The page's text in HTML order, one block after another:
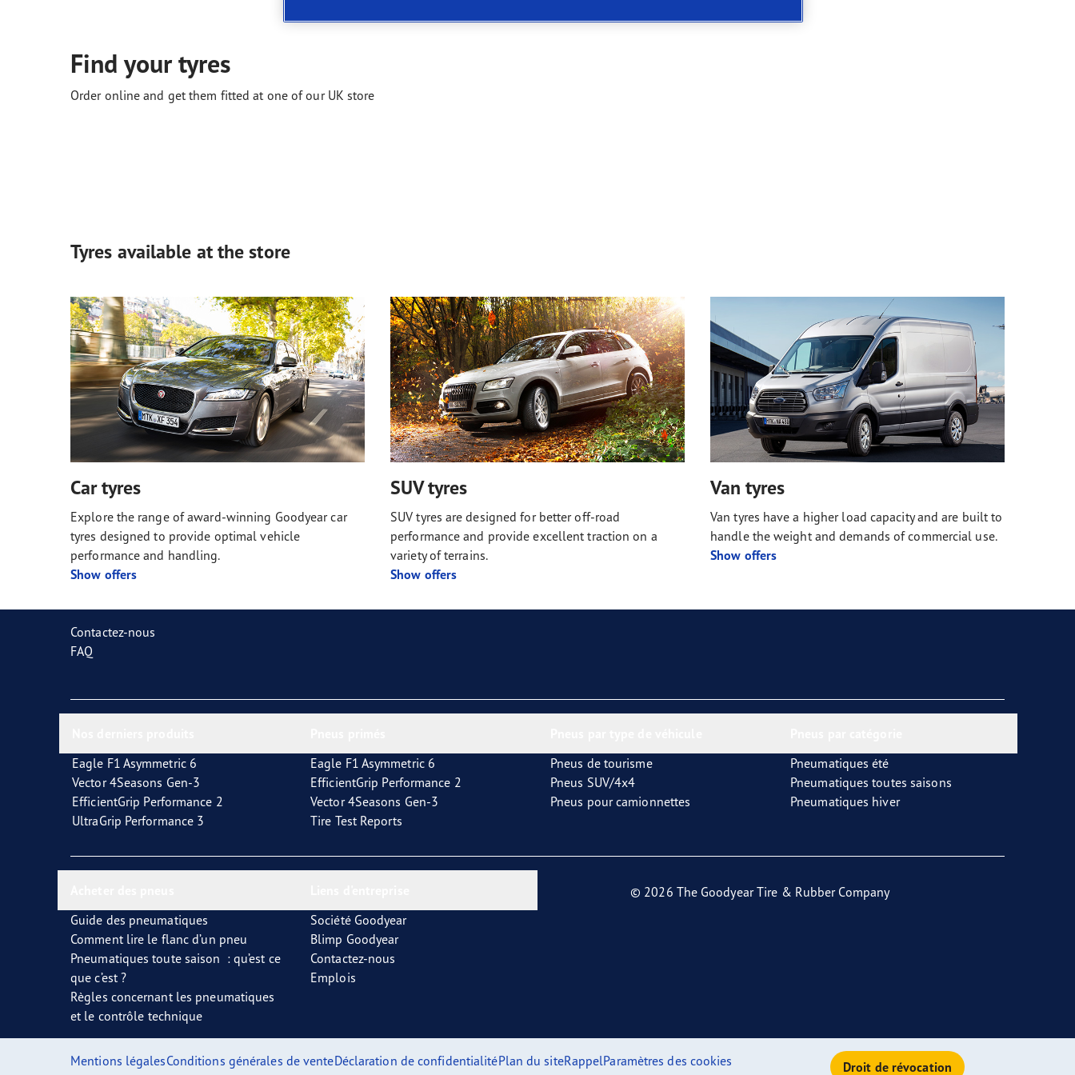
Find your tyres
Order online and get them fitted at one of our UK store
Tyres available at the store
Car tyres
Explore the range of award-winning Goodyear car
tyres designed to provide optimal vehicle
performance and handling.
Show offers
SUV tyres
SUV tyres are designed for better off-road
performance and provide excellent traction on a
variety of terrains.
Show offers
Van tyres
Van tyres have a higher load capacity and are built to
handle the weight and demands of commercial use.
Show offers
Contactez-nous
FAQ
Eagle F1 Asymmetric 6
Vector 4Seasons Gen-3
EfficientGrip Performance 2
UltraGrip Performance 3
Eagle F1 Asymmetric 6
EfficientGrip Performance 2
Vector 4Seasons Gen-3
Tire Test Reports
Pneus de tourisme
Pneus SUV/4x4
Pneus pour camionnettes
Pneumatiques été
Pneumatiques toutes saisons
Pneumatiques hiver
Guide des pneumatiques
Comment lire le flanc d’un pneu
Pneumatiques toute saison : qu’est ce
que c’est ?
Règles concernant les pneumatiques
et le contrôle technique
Société Goodyear
Blimp Goodyear
Contactez-nous
Emplois
© 2026 The Goodyear Tire & Rubber Company
Mentions légalesConditions générales de venteDéclaration de confidentialitéPlan du siteRappelParamètres des cookies Droit de révocation